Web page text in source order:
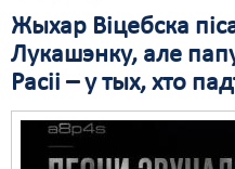
Жыхар Віцебска
Лукашэнку, але
Расіі – у тых, хто
Суд
Сьмяротнае пакараньне
Экалёгія